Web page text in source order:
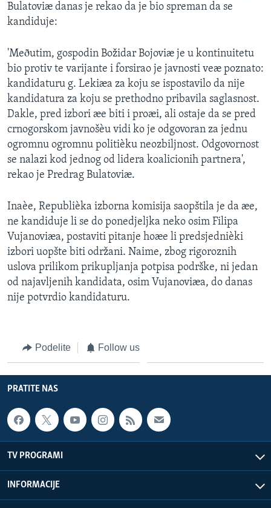
Bulatoviæ danas je rekao da je bio spreman da se
kandiduje:
'Meðutim, gospodin Božidar Bojoviæ je u kontinuitetu
bio protiv te varijante i forsirao je javnosti veæ poznato:
kandidaturu g. Lekiæa za koju se ispostavilo da nije
kandidatura za koju se prethodno pribavila saglasnost.
Dakle, pred izbori æe biti i proæi, ali ostaje da se pred
crnogorskom javnošèu vidi ko je odgovoran za jednu
ogromnu ogromnu politièku neozbiljnost. Odgovornost
se nalazi kod jednog od lidera koalicionih partnera',
rekao je Predrag Bulatoviæ.
Inaèe, Republièka izborna komisija saopštila je da æe,
ne kandiduje li se do ponedjeljka neko osim Filipa
Vujanoviæa, postaviti pitanje hoæe li predsjednièki
izbori uopšte biti održani. Naime, zbog rigoroznih
uslova prilikom prikupljanja potpisa podrške, ni jedan
od najavljenih kandidata, osim Vujanoviæa, do danas
nije potvrdio kandidaturu.
Podelite Follow us
PRATITE NAS
TV PROGRAMI
INFORMACIJE